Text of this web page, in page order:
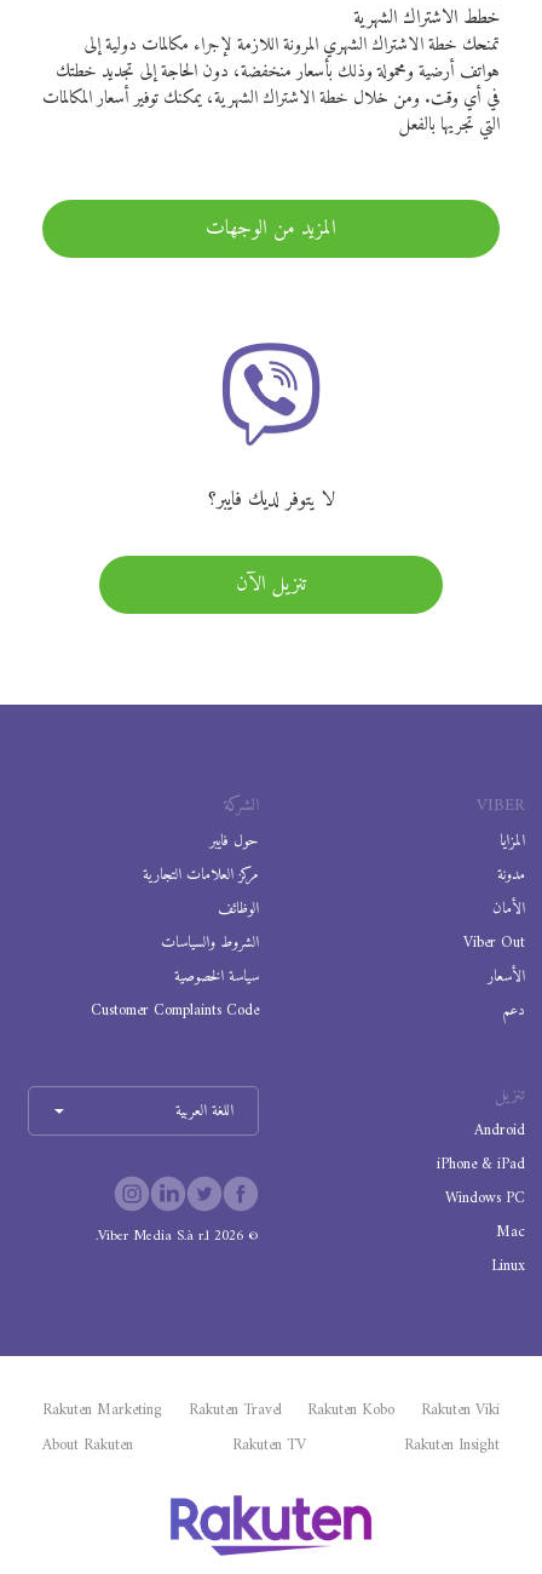
خطط الاشتراك الشهرية
تمنحك خطة الاشتراك الشهري المرونة اللازمة لإجراء مكالمات دولية إلى
هواتف أرضية ومحمولة وذلك بأسعار منخفضة، دون الحاجة إلى تجديد خطتك
في أي وقت. ومن خلال خطة الاشتراك الشهرية، يمكنك توفير أسعار المكالمات
التي تجريها بالفعل
المزيد من الوجهات
لا يتوفر لديك فايبر؟
تنزيل الآن
VIBER
المزايا
مدونة
الأمان
Viber Out
الأسعار
دعم
الشركة
حول فايبر
مركز العلامات التجارية
الوظائف
الشروط والسياسات
سياسة الخصوصية
Customer Complaints Code
تنزيل
Android
iPhone & iPad
Windows PC
Mac
Linux
اللغة العربية
©
2026
Viber Media S.à r.l.
Rakuten Viki
Rakuten Kobo
Rakuten Travel
Rakuten Marketing
Rakuten Insight
Rakuten TV
About Rakuten